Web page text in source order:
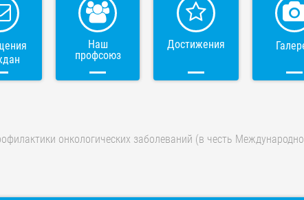
Наш
профсоюз
Достижения
онкологических заболеваний (в честь